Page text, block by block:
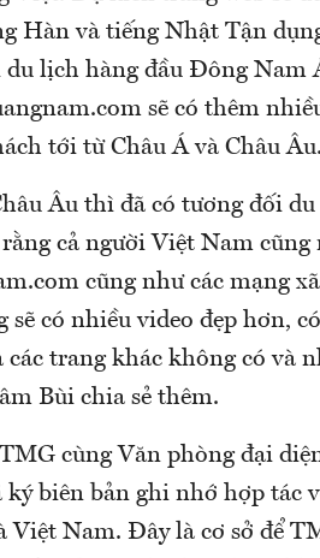
Hàn và tiếng Nhật Tận
du lịch hàng đầu Đông Nam
sẽ có thêm
tới từ Châu Á và Châu Âu.
Âu thì đã có tương đối
cả người Việt Nam cũng
cũng như các mạng
sẽ có nhiều video đẹp hơn,
trang khác không có và
Bùi chia sẻ thêm.
cùng Văn phòng đại
biên bản ghi nhớ hợp tác
Việt Nam. Đây là cơ sở để